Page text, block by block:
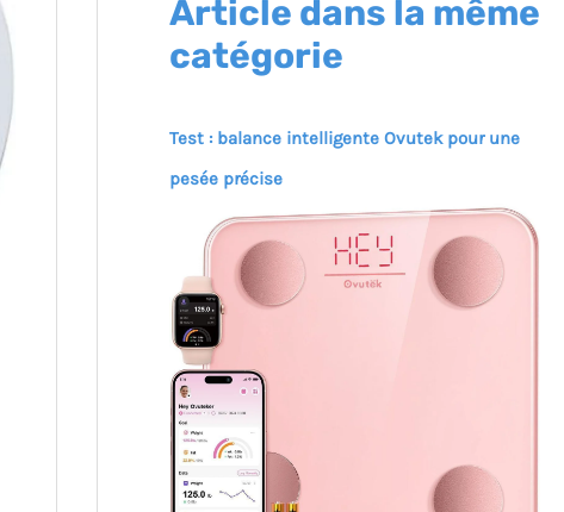
Article dans la même
catégorie
Test : balance intelligente Ovutek pour une
pesée précise